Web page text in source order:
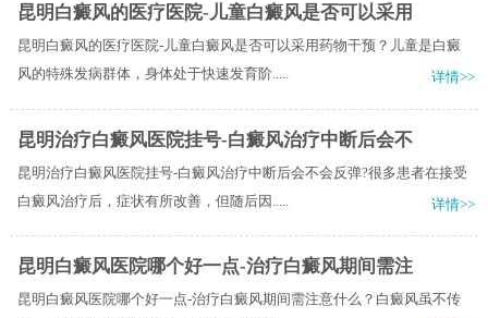
昆明白癜风的医疗医院-儿童白癜风是否可以采用
昆明白癜风的医疗医院-儿童白癜风是否可以采用药物干预？儿童是白癜
风的特殊发病群体，身体处于快速发育阶.....
详情>>
昆明治疗白癜风医院挂号-白癜风治疗中断后会不
昆明治疗白癜风医院挂号-白癜风治疗中断后会不会反弹?很多患者在接受
白癜风治疗后，症状有所改善，但随后因.....
详情>>
昆明白癜风医院哪个好一点-治疗白癜风期间需注
昆明白癜风医院哪个好一点-治疗白癜风期间需注意什么？白癜风虽不传